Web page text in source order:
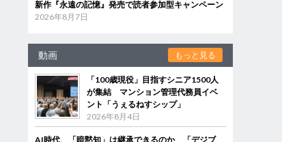
新作『永遠の記憶』発売で読者参加型キャンペーン
2026年8月7日
動画 もっと見る
「100歳現役」目指すシニア1500人
が集結 マンション管理代務員イベ
ント「うぇるねすシップ」
2026年8月4日
AI時代、「暗黙知」は継承できるのか 「デジブ